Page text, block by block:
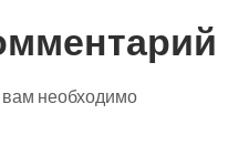
необходимо